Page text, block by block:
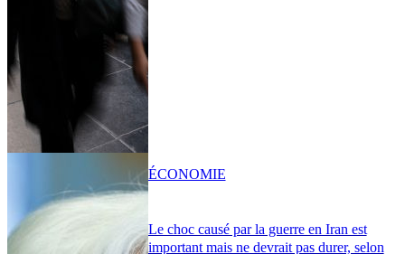
Le choc causé par la guerre en Iran est
important mais ne devrait pas durer, selon
ÉCONOMIE